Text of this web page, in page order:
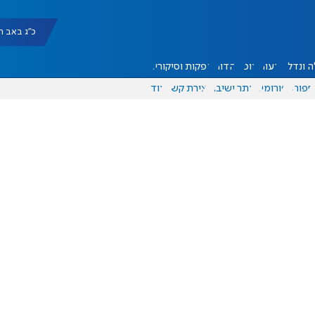
כ"ג באב תשפ"ו
ונדל"ן דעות אוכל יהדות הפקות וסיקורים
ספורט פורומים אתר ישיבה יצירת קשר עוד